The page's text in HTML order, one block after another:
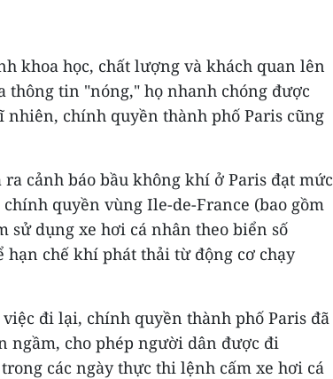
khoa học, chất lượng và khách quan lên
tin "nóng," họ nhanh chóng được
nhiên, chính quyền thành phố Paris cũng
cảnh báo bầu không khí ở Paris đạt mức
quyền vùng Ile-de-France (bao gồm
sử dụng xe hơi cá nhân theo biển số
chế khí phát thải từ động cơ chạy
đi lại, chính quyền thành phố Paris đã
ngầm, cho phép người dân được đi
các ngày thực thi lệnh cấm xe hơi cá